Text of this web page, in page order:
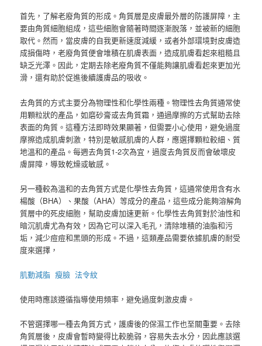
首先，了解老廢角質的形成。角質層是皮膚最外層的防護屏障，主
要由角質細胞組成，這些細胞會隨著時間逐漸脫落，並被新的細胞
取代。然而，當皮膚的自我更新速度減緩，或者外部環境對皮膚造
成損傷時，老廢角質便會堆積在肌膚表面，造成肌膚看起來粗糙且
缺乏光澤。因此，定期去除老廢角質不僅能夠讓肌膚看起來更加光
滑，還有助於促進後續護膚品的吸收。
去角質的方式主要分為物理性和化學性兩種。物理性去角質通常使
用顆粒狀的產品，如磨砂膏或去角質霜，通過摩擦的方式幫助去除
表面的角質。這種方法即時效果顯著，但需要小心使用，避免過度
摩擦造成肌膚刺激，特別是敏感肌膚的人群，應選擇顆粒較細、質
地溫和的產品。每週去角質1-2次為宜，過度去角質反而會破壞皮
膚屏障，導致乾燥或敏感。
另一種較為溫和的去角質方式是化學性去角質，這通常使用含有水
楊酸（BHA）、果酸（AHA）等成分的產品，這些成分能夠溶解角
質層中的死皮細胞，幫助皮膚加速更新。化學性去角質對於油性和
暗沉肌膚尤為有效，因為它可以深入毛孔，清除堆積的油脂和污
垢，減少痘痘和黑頭的形成。不過，這類產品需要依據肌膚的耐受
度來選擇，
肌動減脂 瘦臉 法令紋
使用時應該遵循指導使用頻率，避免過度刺激皮膚。
不管選擇哪一種去角質方式，護膚後的保濕工作也至關重要。去除
角質層後，皮膚會暫時變得比較脆弱，容易失去水分，因此應該選